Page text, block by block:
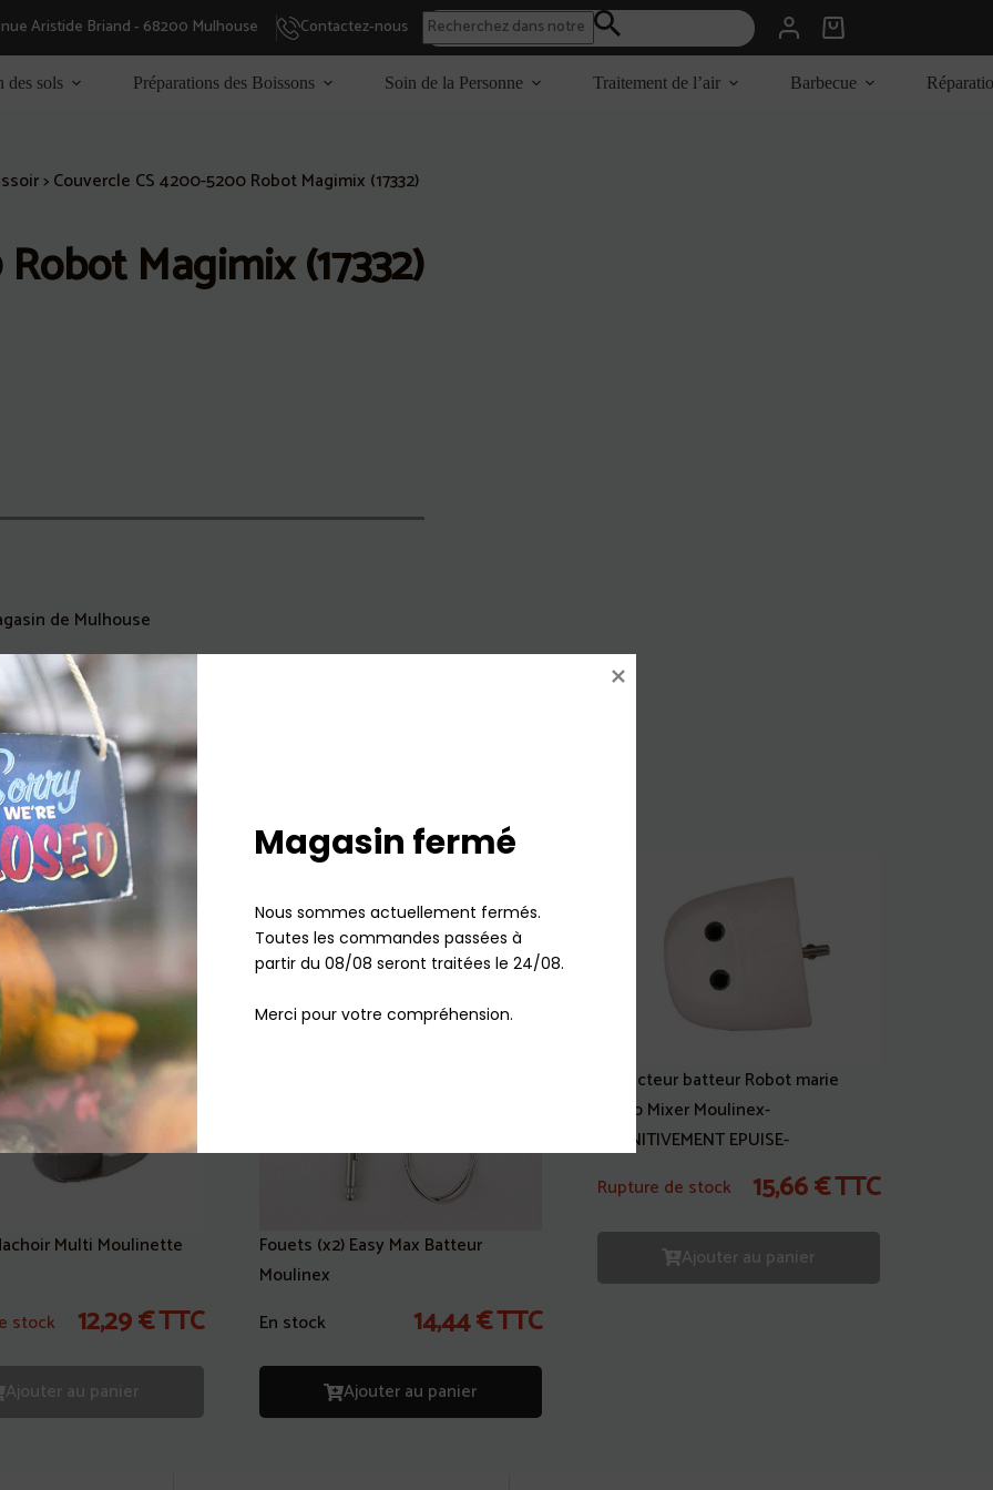
Aristide Briand - 68200 Mulhouse Contactez-nous
Panier
d’achat
des sols Préparations des Boissons Soin de la Personne Traitement de l’air Barbecue
>Couvercle CS 4200-5200 Robot Magimix (17332)
Magimix (17332)
de Mulhouse
Multi Moulinette
stock
12,29€TTC
Ajouter au panier
Fouets (x2) Easy Max Batteur
Moulinex
En stock
14,44€TTC
Ajouter au panier
Réducteur batteur Robot marie
Turbo Mixer Moulinex-
DEFINITIVEMENT EPUISE-
Rupture de stock
15,66€TTC
Ajouter au panier
Magasin fermé
Nous sommes actuellement fermés.
Toutes les commandes passées à
partir du 08/08 seront traitées le 24/08.
Merci pour votre compréhension.